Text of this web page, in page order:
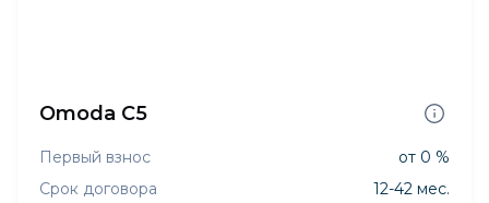
Omoda C5
Первый взнос
от 0 %
Срок договора
12-42 мес.